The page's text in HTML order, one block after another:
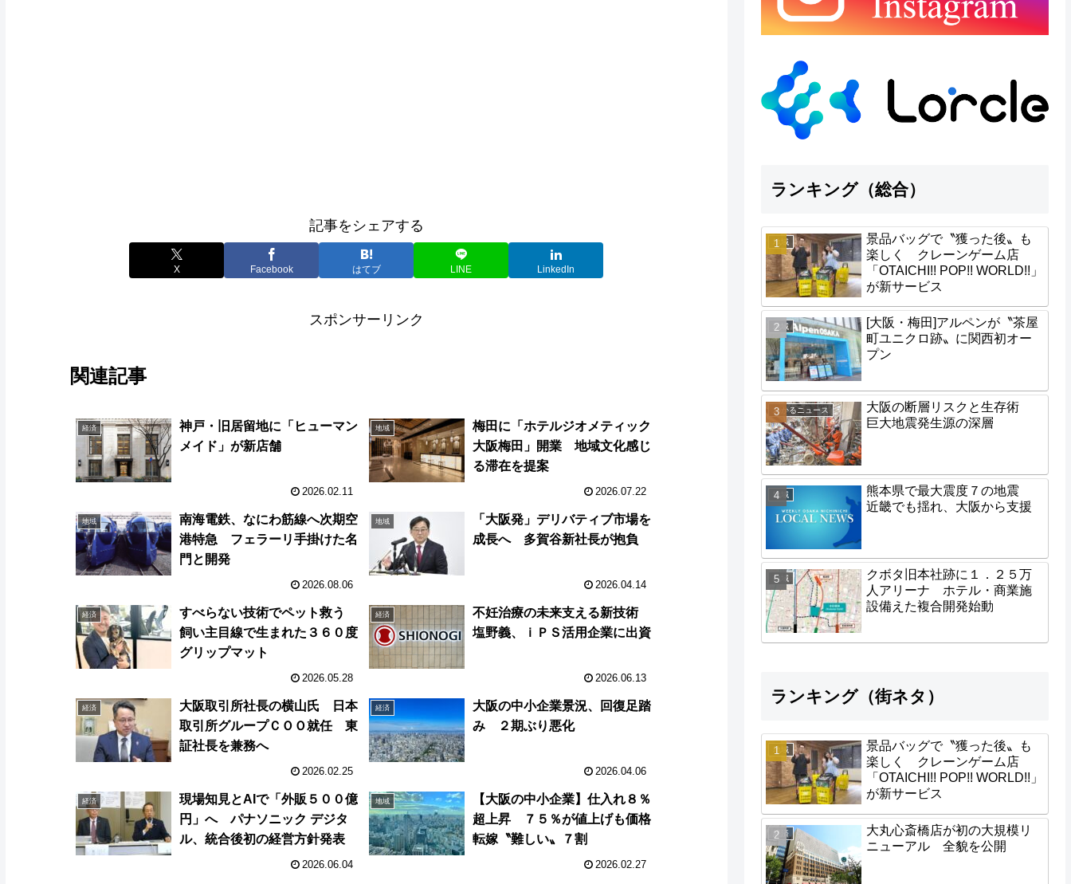
記事をシェアする
X Facebook はてブ LINE LinkedIn
スポンサーリンク
関連記事
経済
神戸・旧居留地に「ヒューマン
メイド」が新店舗
2026.02.11
地域
梅田に「ホテルジオメティック
大阪梅田」開業 地域文化感じ
る滞在を提案
2026.07.22
地域
南海電鉄、なにわ筋線へ次期空
港特急 フェラーリ手掛けた名
門と開発
2026.08.06
地域
「大阪発」デリバティブ市場を
成長へ 多賀谷新社長が抱負
2026.04.14
経済
すべらない技術でペット救う
飼い主目線で生まれた３６０度
グリップマット
2026.05.28
経済
不妊治療の未来支える新技術
塩野義、ｉＰＳ活用企業に出資
2026.06.13
経済
大阪取引所社長の横山氏 日本
取引所グループＣＯＯ就任 東
証社長を兼務へ
2026.02.25
経済
大阪の中小企業景況、回復足踏
み ２期ぶり悪化
2026.04.06
経済
現場知見とAIで「外販５００億
円」へ パナソニック デジタ
ル、統合後初の経営方針発表
2026.06.04
地域
【大阪の中小企業】仕入れ８％
超上昇 ７５％が値上げも価格
転嫁〝難しい〟７割
2026.02.27
ランキング（総合）
地域
景品バッグで〝獲った後〟も
楽しく クレーンゲーム店
「OTAICHI!! POP!! WORLD!!」
が新サービス
地域
[大阪・梅田]アルペンが〝茶屋
町ユニクロ跡〟に関西初オー
プン
わかるニュース
大阪の断層リスクと生存術
巨大地震発生源の深層
地域
熊本県で最大震度７の地震
近畿でも揺れ、大阪から支援
地域
クボタ旧本社跡に１．２５万
人アリーナ ホテル・商業施
設備えた複合開発始動
ランキング（街ネタ）
地域
景品バッグで〝獲った後〟も
楽しく クレーンゲーム店
「OTAICHI!! POP!! WORLD!!」
が新サービス
経済
大丸心斎橋店が初の大規模リ
ニューアル 全貌を公開